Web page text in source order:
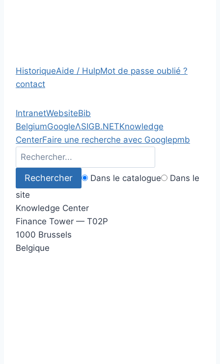
HistoriqueAide / HulpMot de passe oublié ?
contact
IntranetWebsiteBib
BelgiumGoogleΛSIGB.NETKnowledge
CenterFaire une recherche avec Googlepmb
Dans le catalogue
Dans le
site
Knowledge Center
Finance Tower — T02P
1000 Brussels
Belgique